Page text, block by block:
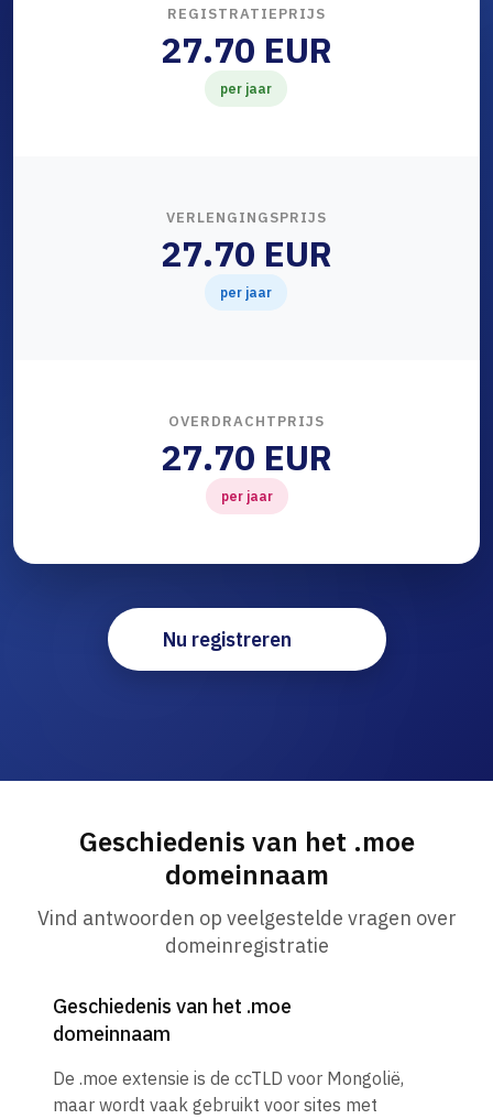
REGISTRATIEPRIJS
27.70 EUR
per jaar
VERLENGINGSPRIJS
27.70 EUR
per jaar
OVERDRACHTPRIJS
27.70 EUR
per jaar
Nu registreren
Geschiedenis van het .moe
domeinnaam
Vind antwoorden op veelgestelde vragen over
domeinregistratie
Geschiedenis van het .moe
domeinnaam
De .moe extensie is de ccTLD voor Mongolië,
maar wordt vaak gebruikt voor sites met